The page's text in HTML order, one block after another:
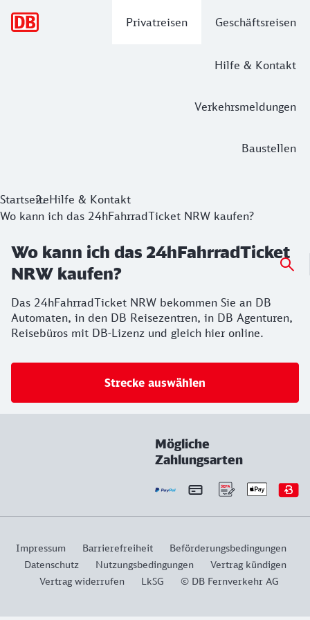
Privatreisen Geschäftsreisen
Hilfe & Kontakt
Verkehrsmeldungen
Baustellen
StartseiteHilfe & Kontakt
Wo kann ich das 24hFahrradTicket NRW kaufen?
Wo kann ich das 24hFahrradTicket
NRW kaufen?
Das 24hFahrradTicket NRW bekommen Sie an DB
Automaten, in den DB Reisezentren, in DB Agenturen,
Reisebüros mit DB-Lizenz und gleich hier online.
Strecke auswählen
Mögliche
Zahlungsarten
Impressum Barrierefreiheit
Beförderungsbedingungen
Datenschutz
Nutzungsbedingungen
Vertrag kündigen
Vertrag widerrufen
LkSG © DB Fernverkehr AG